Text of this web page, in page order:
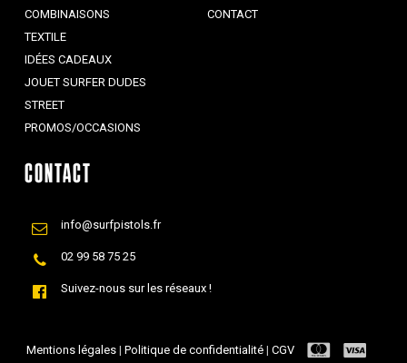
COMBINAISONS
TEXTILE
IDÉES CADEAUX
JOUET SURFER DUDES
STREET
PROMOS/OCCASIONS
CONTACT
CONTACT
info@surfpistols.fr
02 99 58 75 25
Suivez-nous sur les réseaux !
Mentions légales|Politique de confidentialité|CGV